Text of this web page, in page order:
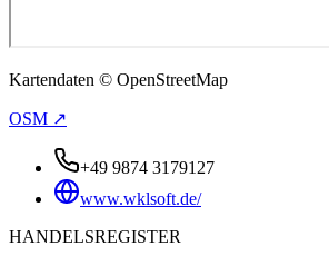
Kartendaten © OpenStreetMap
OSM ↗
+49 9874 3179127
www.wklsoft.de/
HANDELSREGISTER